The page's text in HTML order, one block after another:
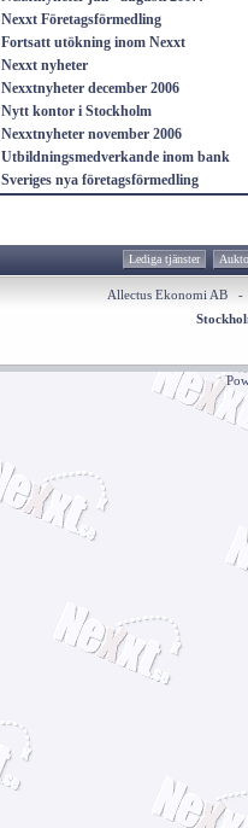
Nexxt Företagsförmedling
Fortsatt utökning inom Nexxt
Nexxt nyheter
Nexxtnyheter december 2006
Nytt kontor i Stockholm
Nexxtnyheter november 2006
Utbildningsmedverkande inom bank
Sveriges nya företagsförmedling
Lediga tjänster
Allectus Ekonomi